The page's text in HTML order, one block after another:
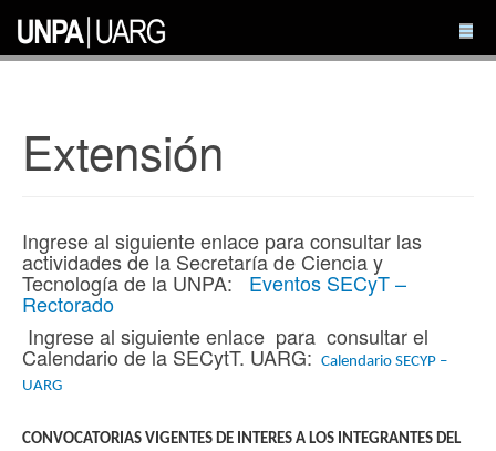
Extensión
Ingrese al siguiente enlace para consultar las
actividades de la Secretaría de Ciencia y
Tecnología de la UNPA: Eventos SECyT –
Rectorado
Ingrese al siguiente enlace para consultar el
Calendario de la SECytT. UARG: Calendario SECYP –
UARG
CONVOCATORIAS VIGENTES DE INTERES A LOS INTEGRANTES DEL